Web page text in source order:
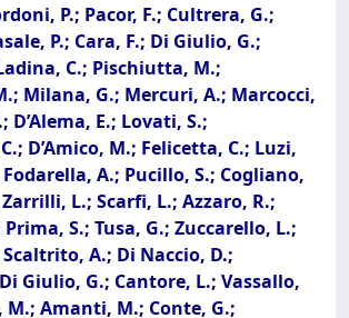
P.; Pacor, F.; Cultrera, G.;
P.; Cara, F.; Di Giulio, G.;
C.; Pischiutta, M.;
Milana, G.; Mercuri, A.; Marcocci,
D’Alema, E.; Lovati, S.;
D’Amico, M.; Felicetta, C.; Luzi,
A.; Pucillo, S.; Cogliano,
L.; Scarfi, L.; Azzaro, R.;
S.; Tusa, G.; Zuccarello, L.;
A.; Di Naccio, D.;
Giulio, G.; Cantore, L.; Vassallo,
M.; Amanti, M.; Conte, G.;